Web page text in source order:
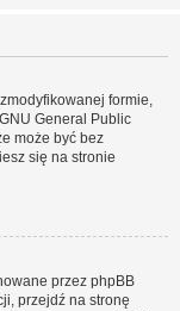
formie,
General Public
może być bez
się na stronie
przez phpBB
przejdź na stronę